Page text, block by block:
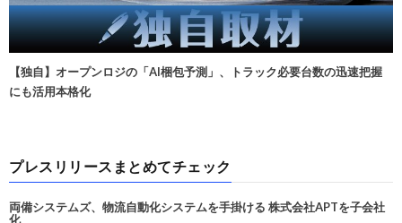
【独自】オープンロジの「AI梱包予測」、トラック必要台数の迅速把握
にも活用本格化
プレスリリースまとめてチェック
両備システムズ、物流自動化システムを手掛ける 株式会社APTを子会社
化